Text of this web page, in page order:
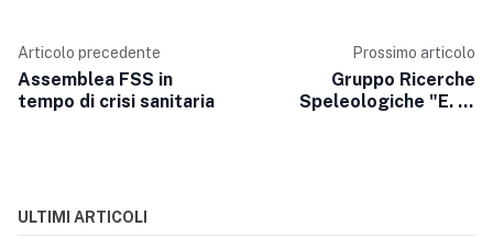
Articolo precedente
Assemblea FSS in
tempo di crisi sanitaria
Prossimo articolo
Gruppo Ricerche
Speleologiche "E. A.
ULTIMI ARTICOLI